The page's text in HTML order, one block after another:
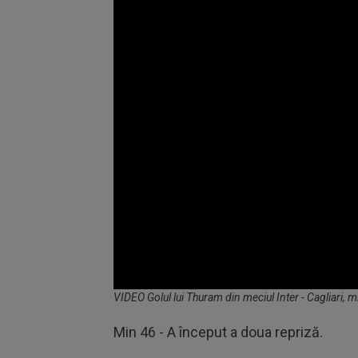
Volume
VIDEO Golul lui Thuram din meciul Inter - Cagliari,
Min 46 - A început a doua repriză.